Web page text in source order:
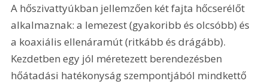
A hőszivattyúkban jellemzően két fajta hőcserélőt
alkalmaznak: a lemezest (gyakoribb és olcsóbb) és
a koaxiális ellenáramút (ritkább és drágább).
Kezdetben egy jól méretezett berendezésben
hőátadási hatékonyság szempontjából mindkettő